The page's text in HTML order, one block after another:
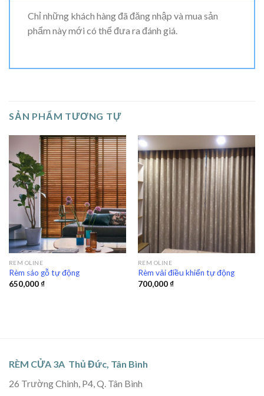
Chỉ những khách hàng đã đăng nhập và mua sản
phẩm này mới có thể đưa ra đánh giá.
SẢN PHẨM TƯƠNG TỰ
REM OLINE
Rèm sáo gỗ tự động
650,000₫
REM OLINE
Rèm vải điều khiển tự động
700,000₫
RÈM CỬA 3A Thủ Đức, Tân Bình
26 Trường Chinh, P4, Q. Tân Bình